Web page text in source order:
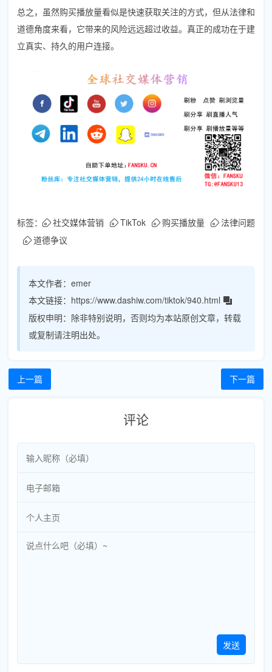
总之，虽然购买播放量看似是快速获取关注的方式，但从法律和
道德角度来看，它带来的风险远远超过收益。真正的成功在于建
立真实、持久的用户连接。
标签： 社交媒体营销 TikTok 购买播放量
法律问题
道德争议
本文作者： emer
本文链接： https://www.dashiw.com/tiktok/940.html
版权申明： 除非特别说明，否则均为本站原创文章，转载
或复制请注明出处。
上一篇 下一篇
评论
发送